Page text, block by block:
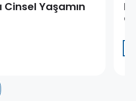
Cinsel Yaşamın